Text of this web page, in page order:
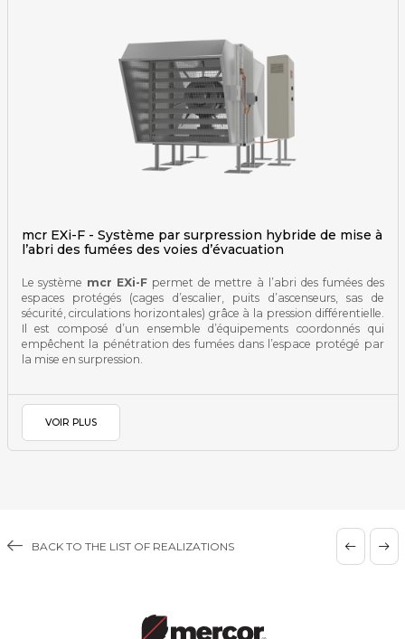
mcr EXi-F - Système par surpression hybride de mise à
l’abri des fumées des voies d’évacuation
Le système mcr EXi-F permet de mettre à l’abri des fumées des
espaces protégés (cages d’escalier, puits d’ascenseurs, sas de
sécurité, circulations horizontales) grâce à la pression différentielle.
Il est composé d’un ensemble d’équipements coordonnés qui
empêchent la pénétration des fumées dans l’espace protégé par
la mise en surpression.
VOIR PLUS
BACK TO THE LIST OF REALIZATIONS